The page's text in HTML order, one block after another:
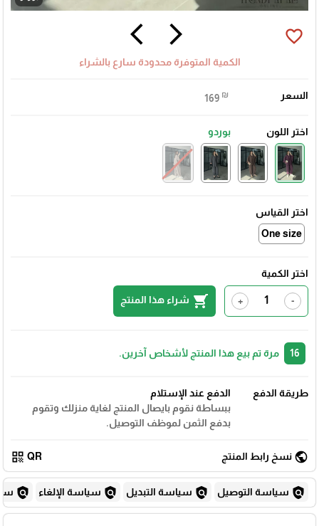
arrow_forward_ios
arrow_back_ios favorite_border
الكمية المتوفرة محدودة سارع بالشراء
السعر 169 ₪
اختر اللون بوردو
اختر القياس
One size
اختر الكمية
-
+
shopping_cart شراء هذا المنتج
مرة تم بيع هذا المنتج لأشخاص آخرين.
طريقة الدفع
الدفع عند الإستلام
ببساطة نقوم بايصال المنتج لغاية منزلك وتقوم
بدفع الثمن لموظف التوصيل.
public نسخ رابط المنتج QR
qr_code
policy سياسة التوصيل policy سياسة التبديل policy سياسة الإلغاء policy